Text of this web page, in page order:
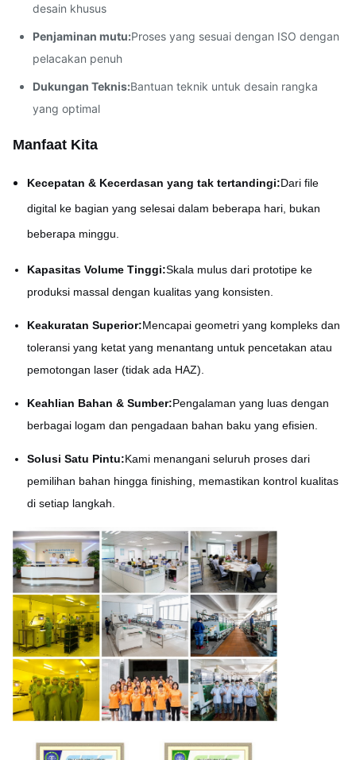
desain khusus
Penjaminan mutu:Proses yang sesuai dengan ISO dengan
pelacakan penuh
Dukungan Teknis:Bantuan teknik untuk desain rangka
yang optimal
Manfaat Kita
Kecepatan & Kecerdasan yang tak tertandingi:Dari file
digital ke bagian yang selesai dalam beberapa hari, bukan
beberapa minggu.
Kapasitas Volume Tinggi:Skala mulus dari prototipe ke
produksi massal dengan kualitas yang konsisten.
Keakuratan Superior:Mencapai geometri yang kompleks dan
toleransi yang ketat yang menantang untuk pencetakan atau
pemotongan laser (tidak ada HAZ).
Keahlian Bahan & Sumber:Pengalaman yang luas dengan
berbagai logam dan pengadaan bahan baku yang efisien.
Solusi Satu Pintu:Kami menangani seluruh proses dari
pemilihan bahan hingga finishing, memastikan kontrol kualitas
di setiap langkah.